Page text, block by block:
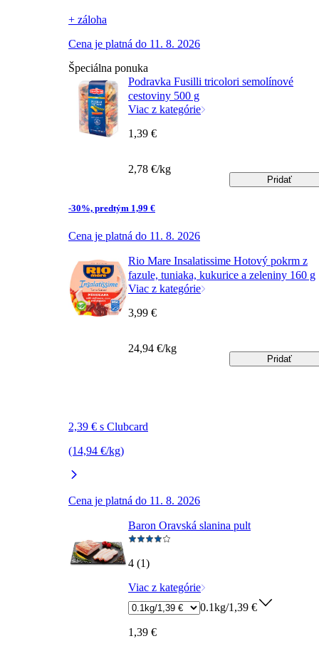
+ záloha
Cena je platná do 11. 8. 2026
Špeciálna ponuka
Podravka Fusilli tricolori semolínové
cestoviny 500 g
Viac z kategórie
-30%, predtým 1,99 €
Cena je platná do 11. 8. 2026
1,39 €
2,78 €/kg
Pridať
Rio Mare Insalatissime Hotový pokrm z
fazule, tuniaka, kukurice a zeleniny 160 g
Viac z kategórie
2,39 € s Clubcard
(14,94 €/kg)
Cena je platná do 11. 8. 2026
3,99 €
24,94 €/kg
Pridať
Baron Oravská slanina pult
4 (1)
Viac z kategórie
0.1kg/1,39 €
1,39 €